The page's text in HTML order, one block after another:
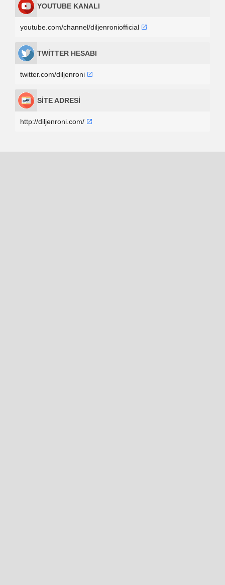
YOUTUBE KANALI
youtube.com/channel/diljenroniofficial
TWİTTER HESABI
twitter.com/diljenroni
SİTE ADRESİ
http://diljenroni.com/